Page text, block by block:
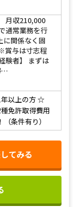
月収210,000
通常業務を行
に関係なく固
賞与は寸志程
験者】 まずは
…
以上の方☆
免許取得費用
条件有り）
てみる